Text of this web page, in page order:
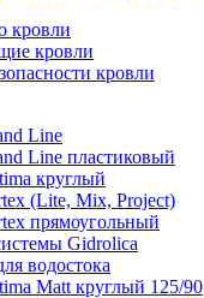
кровли
кровли
кровли
Line
Line пластиковый
круглый
(Lite, Mix, Project)
прямоугольный
Gidrolica
водостока
Matt круглый 125/90